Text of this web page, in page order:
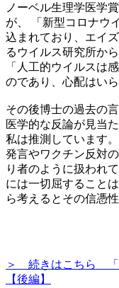
ノーベル生理学医学
が、 「新型コロナウ
込まれており、エイ
るウイルス研究所か
「人工的ウイルスは
のであり、心配はい
その後博士の過去の
医学的な反論が見当
私は推測しています
発言やワクチン反対
り者のように扱われ
には一切屈すること
ら考えるとその信憑
＞ 続きはこちら 「
【後編】